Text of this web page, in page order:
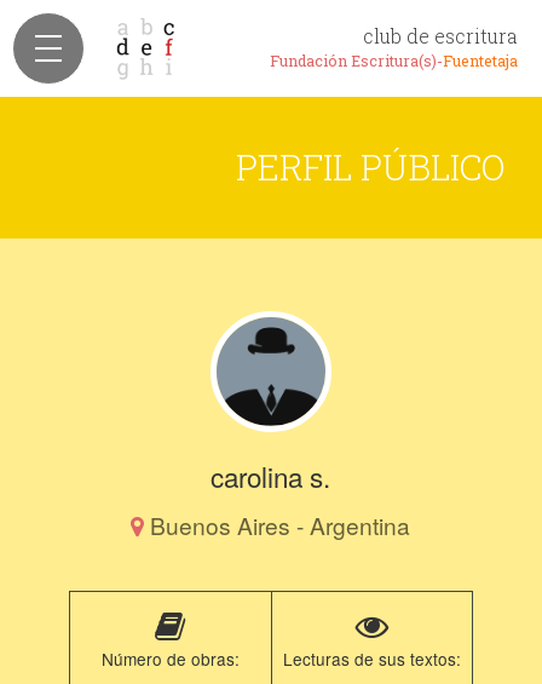
club de escritura
Fundación Escritura(s)-Fuentetaja
PERFIL PÚBLICO
carolina s.
Buenos Aires - Argentina
Número de obras: Lecturas de sus textos: